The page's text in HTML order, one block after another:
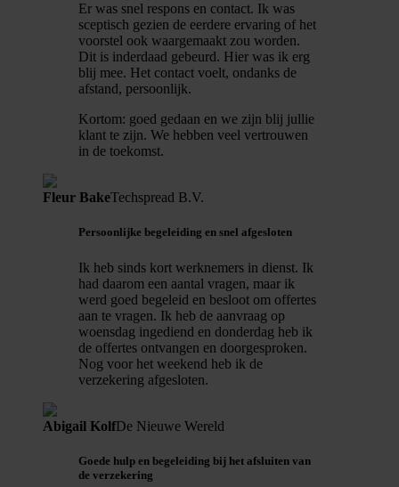
Er was snel respons en contact. Ik was
sceptisch gezien de eerdere ervaring of het
voorstel ook waargemaakt zou worden.
Dit is inderdaad gebeurd. Hier was ik erg
blij mee. Het contact voelt, ondanks de
afstand, persoonlijk.
Kortom: goed gedaan en we zijn blij jullie
klant te zijn. We hebben veel vertrouwen
in de toekomst.
Fleur BakeTechspread B.V.
Persoonlijke begeleiding en snel afgesloten
Ik heb sinds kort werknemers in dienst. Ik
had daarom een aantal vragen, maar ik
werd goed begeleid en besloot om offertes
aan te vragen. Ik heb de aanvraag op
woensdag ingediend en donderdag heb ik
de offertes ontvangen en doorgesproken.
Nog voor het weekend heb ik de
verzekering afgesloten.
Abigail KolfDe Nieuwe Wereld
Goede hulp en begeleiding bij het afsluiten van
de verzekering